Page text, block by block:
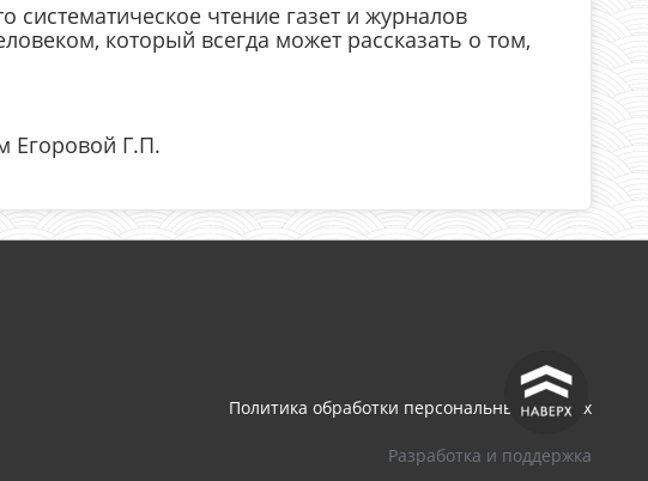
систематическое чтение газет и журналов
который всегда может рассказать о том,
Егоровой Г.П.
^
Политика обработки персональных данных
Разработка и поддержка